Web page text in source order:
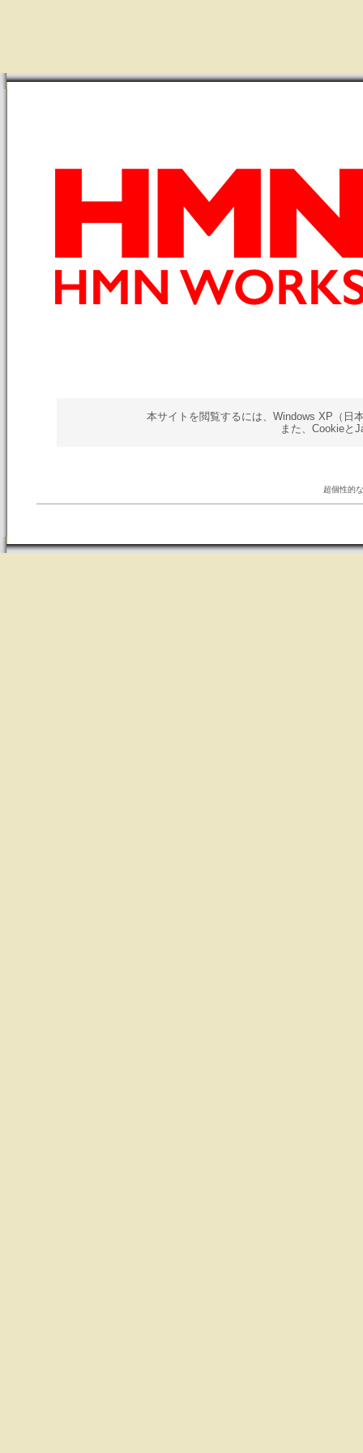
本サイトを閲覧するには、Windows XP（日
また、Cookieと
超個性的